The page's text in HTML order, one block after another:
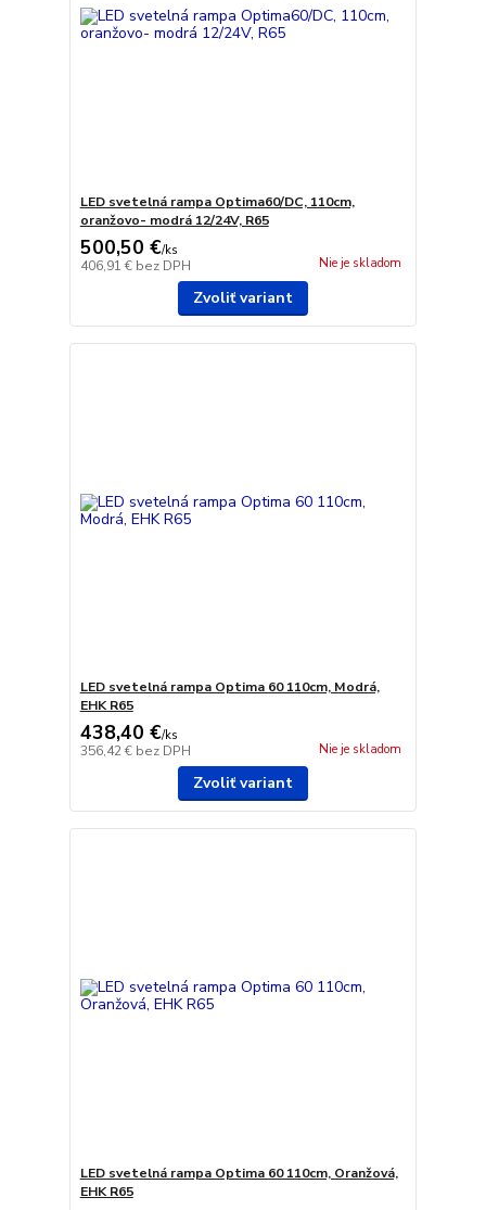
LED svetelná rampa Optima60/DC, 110cm,
oranžovo- modrá 12/24V, R65
500,50 €/ks
406,91 € bez DPH Nie je skladom
Zvoliť variant
LED svetelná rampa Optima 60 110cm, Modrá,
EHK R65
438,40 €/ks
356,42 € bez DPH Nie je skladom
Zvoliť variant
LED svetelná rampa Optima 60 110cm, Oranžová,
EHK R65